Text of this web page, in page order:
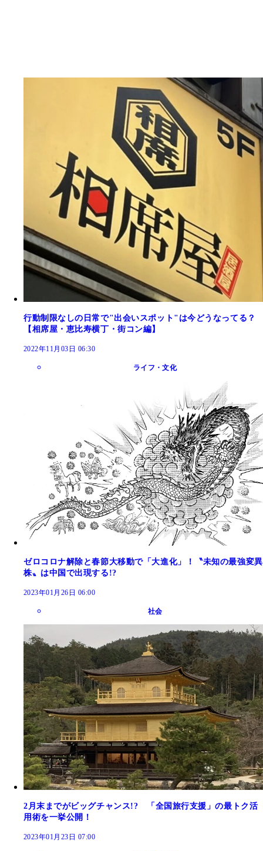
行動制限なしの日常で"出会いスポット"は今どうなってる？
【相席屋・恵比寿横丁・街コン編】
2022年11月03日 06:30
ライフ・文化
ゼロコロナ解除と春節大移動で「大進化」！〝未知の最強変異
株〟は中国で出現する!?
2023年01月26日 06:00
社会
2月末までがビッグチャンス!? 「全国旅行支援」の最トク活
用術を一挙公開！
2023年01月23日 07:00